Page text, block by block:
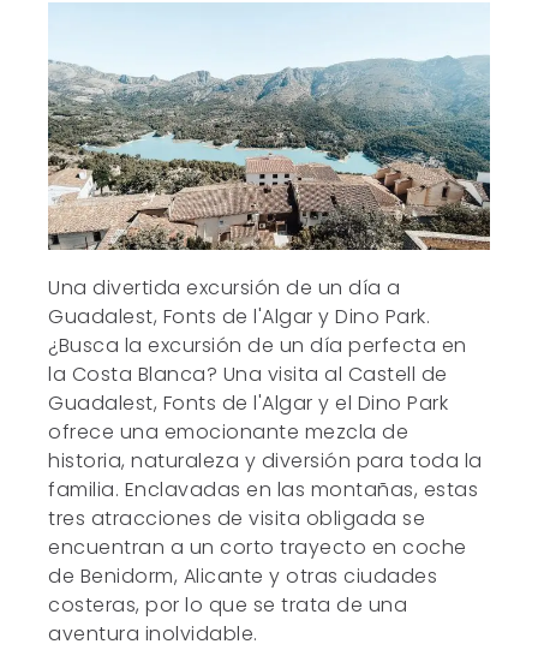
Una divertida excursión de un día a
Guadalest, Fonts de l'Algar y Dino Park.
¿Busca la excursión de un día perfecta en
la Costa Blanca? Una visita al Castell de
Guadalest, Fonts de l'Algar y el Dino Park
ofrece una emocionante mezcla de
historia, naturaleza y diversión para toda la
familia. Enclavadas en las montañas, estas
tres atracciones de visita obligada se
encuentran a un corto trayecto en coche
de Benidorm, Alicante y otras ciudades
costeras, por lo que se trata de una
aventura inolvidable.